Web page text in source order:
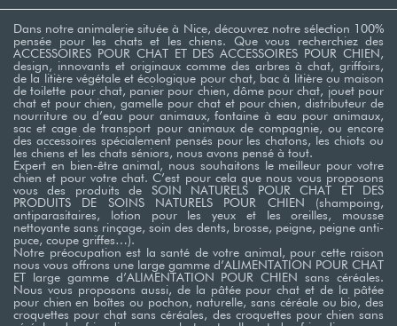
Dans notre animalerie située à Nice, découvrez notre sélection 100%
pensée pour les chats et les chiens. Que vous recherchiez des
ACCESSOIRES POUR CHAT ET DES ACCESSOIRES POUR CHIEN,
design, innovants et originaux comme des arbres à chat, griffoirs,
de la litière végétale et écologique pour chat, bac à litière ou maison
de toilette pour chat, panier pour chien, dôme pour chat, jouet pour
chat et pour chien, gamelle pour chat et pour chien, distributeur de
nourriture ou d’eau pour animaux, fontaine à eau pour animaux,
sac et cage de transport pour animaux de compagnie, ou encore
des accessoires spécialement pensés pour les chatons, les chiots ou
les chiens et les chats séniors, nous avons pensé à tout.
Expert en bien-être animal, nous souhaitons le meilleur pour votre
chien et pour votre chat. C’est pour cela que nous vous proposons
vous des produits de SOIN NATURELS POUR CHAT ET DES
PRODUITS DE SOINS NATURELS POUR CHIEN (shampoing,
antiparasitaires, lotion pour les yeux et les oreilles, mousse
nettoyante sans rinçage, soin des dents, brosse, peigne, peigne anti-
puce, coupe griffes…). ​
Notre préocupation est la santé de votre animal, pour cette raison
nous vous offrons une large gamme d’ALIMENTATION POUR CHAT
ET large gamme d’ALIMENTATION POUR CHIEN sans céréales.
Nous vous proposons aussi, de la pâtée pour chat et de la pâtée
pour chien en boîtes ou pochon, naturelle, sans céréale ou bio, des
croquettes pour chat sans céréales, des croquettes pour chien sans